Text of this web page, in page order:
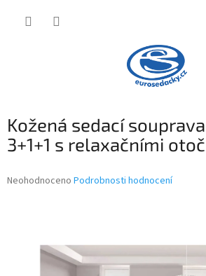
Kožená sedací
3+1+1 s relaxačními
Průměrné
Neohodnoceno Podrobnosti hodnocení